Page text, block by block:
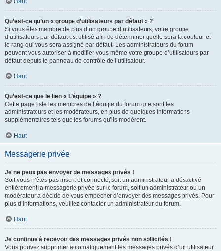
Haut
Qu’est-ce qu’un « groupe d’utilisateurs par défaut » ?
Si vous êtes membre de plus d’un groupe d’utilisateurs, votre groupe
d’utilisateurs par défaut est utilisé afin de déterminer quelle sera la couleur et
le rang qui vous sera assigné par défaut. Les administrateurs du forum
peuvent vous autoriser à modifier vous-même votre groupe d’utilisateurs par
défaut depuis le panneau de contrôle de l’utilisateur.
Haut
Qu’est-ce que le lien « L’équipe » ?
Cette page liste les membres de l’équipe du forum que sont les
administrateurs et les modérateurs, en plus de quelques informations
supplémentaires tels que les forums qu’ils modèrent.
Haut
Messagerie privée
Je ne peux pas envoyer de messages privés !
Soit vous n’êtes pas inscrit et connecté, soit un administrateur a désactivé
entièrement la messagerie privée sur le forum, soit un administrateur ou un
modérateur a décidé de vous empêcher d’envoyer des messages privés. Pour
plus d’informations, veuillez contacter un administrateur du forum.
Haut
Je continue à recevoir des messages privés non sollicités !
Vous pouvez supprimer automatiquement les messages privés d’un utilisateur